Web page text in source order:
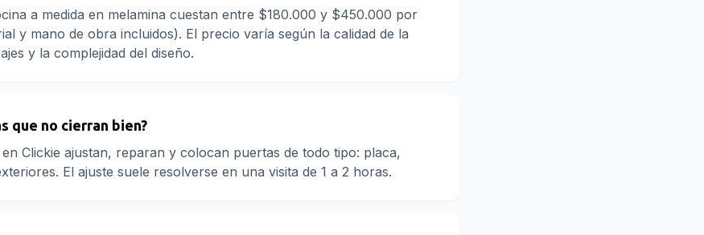
a medida en melamina cuestan entre $180.000 y $450.000 por
y mano de obra incluidos). El precio varía según la calidad de la
y la complejidad del diseño.
que no cierran bien?
Clickie ajustan, reparan y colocan puertas de todo tipo: placa,
El ajuste suele resolverse en una visita de 1 a 2 horas.